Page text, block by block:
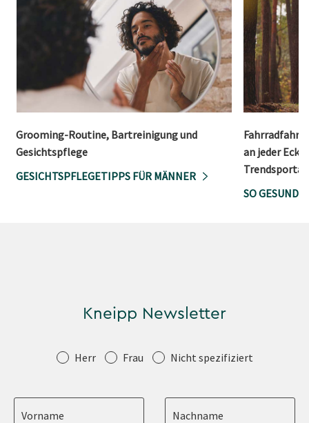
Grooming-Routine, Bartreinigung und
Gesichtspflege
GESICHTSPFLEGETIPPS FÜR MÄNNER
an jeder
SO GESUND
Kneipp Newsletter
Anrede Herr Frau Nicht spezifiziert
Vorname Nachname